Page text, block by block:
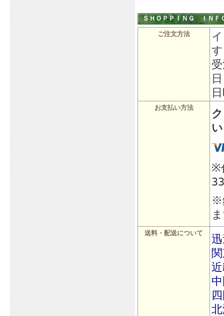
ＳＨＯＰＰＩＮＧ ＩＮＦ
ご注文方法
お支払い方法
※
※
送料・配送について